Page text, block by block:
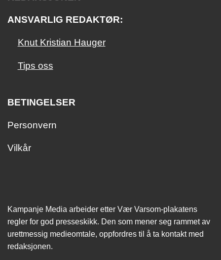
ANSVARLIG REDAKTØR:
Knut Kristian Hauger
Tips oss
BETINGELSER
Personvern
Vilkår
Kampanje Media arbeider etter Vær Varsom-plakatens
regler for god presseskikk. Den som mener seg rammet av
urettmessig medie­omtale, oppfordres til å ta kontakt med
redaksjonen.